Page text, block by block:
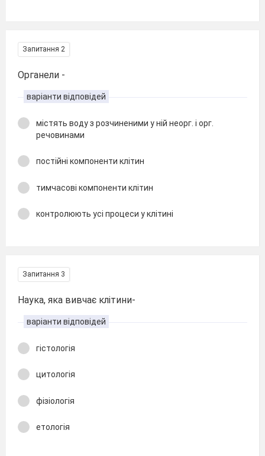
Запитання 2
Органели -
варіанти відповідей
містять воду з розчиненими у ній неорг. і орг.
речовинами
постійні компоненти клітин
тимчасові компоненти клітин
контролюють усі процеси у клітині
Запитання 3
Наука, яка вивчає клітини-
варіанти відповідей
гістологія
цитологія
фізіологія
етологія